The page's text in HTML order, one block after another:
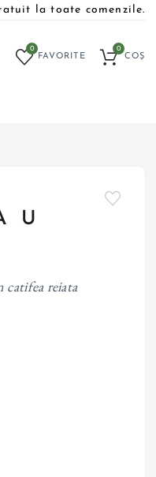
la toate comenzile.
FAVORITE
0
COȘ
0
U
catifea reiata